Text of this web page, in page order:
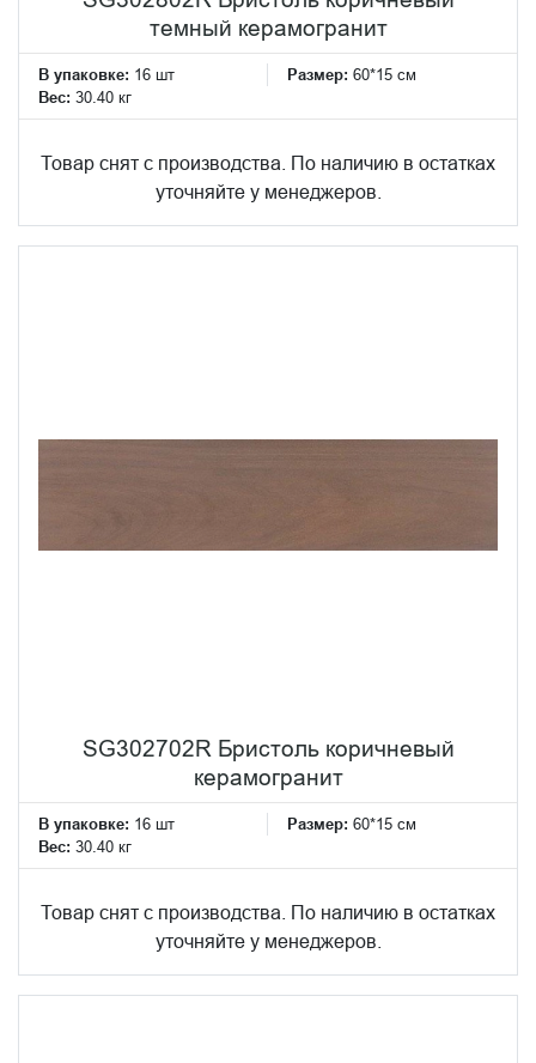
темный керамогранит
В упаковке: 16 шт Размер: 60*15 см
Вес: 30.40 кг
Товар снят с производства. По наличию в остатках
уточняйте у менеджеров.
SG302702R Бристоль коричневый
керамогранит
В упаковке: 16 шт Размер: 60*15 см
Вес: 30.40 кг
Товар снят с производства. По наличию в остатках
уточняйте у менеджеров.